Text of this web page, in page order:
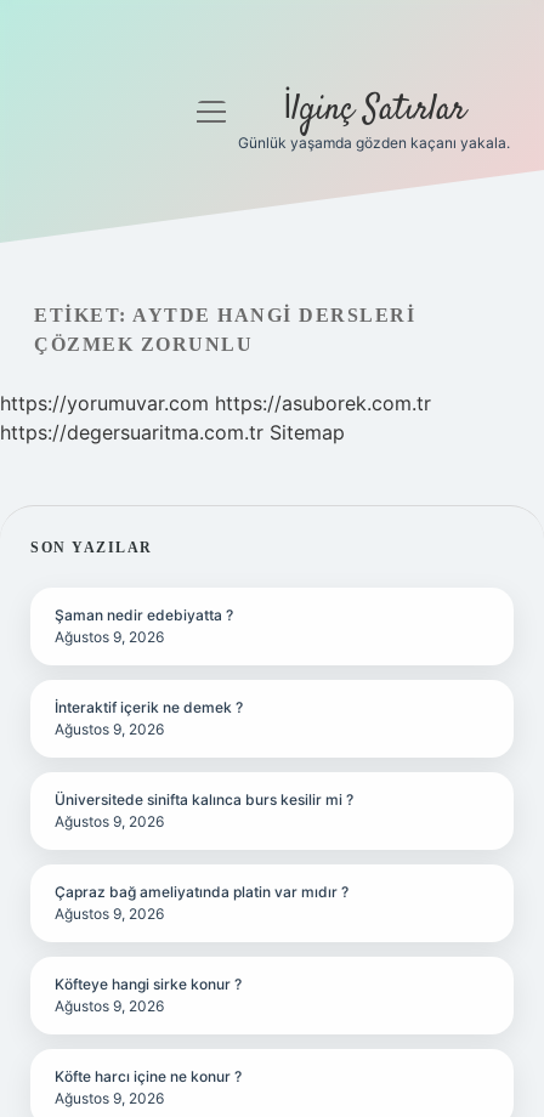
Gizlilik Politikası
Hakkımızda
menüyü
İlginç Satırlar
Günlük yaşamda gözden kaçanı yakala.
ETIKET: AYTDE HANGI DERSLERI
ÇÖZMEK ZORUNLU
https://yorumuvar.com https://asuborek.com.tr
https://degersuaritma.com.tr Sitemap
SIDEBAR
SON YAZILAR
Şaman nedir edebiyatta ?
Ağustos 9, 2026
İnteraktif içerik ne demek ?
Ağustos 9, 2026
Üniversitede sinifta kalınca burs kesilir mi ?
Ağustos 9, 2026
Çapraz bağ ameliyatında platin var mıdır ?
Ağustos 9, 2026
Köfteye hangi sirke konur ?
Ağustos 9, 2026
Köfte harcı içine ne konur ?
Ağustos 9, 2026